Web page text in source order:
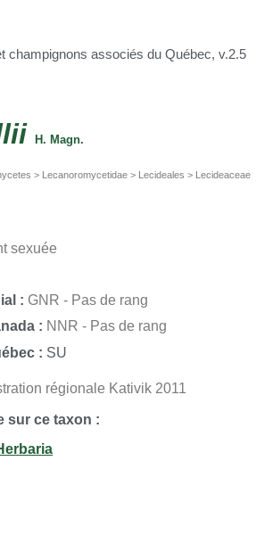
champignons associés du Québec, v.2.5
H. Magn.
> Lecanoromycetidae > Lecideales > Lecideaceae
sexuée
: GNR - Pas de rang
: NNR - Pas de rang
: SU
régionale Kativik 2011
sur ce taxon :